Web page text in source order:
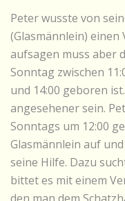
Peter wusste von
(Glasmännlein) einen
aufsagen muss aber
Sonntag zwischen
und 14:00 geboren
angesehener sein.
Sonntags um 12:00
Glasmännlein auf
seine Hilfe. Dazu
bittet es mit einem